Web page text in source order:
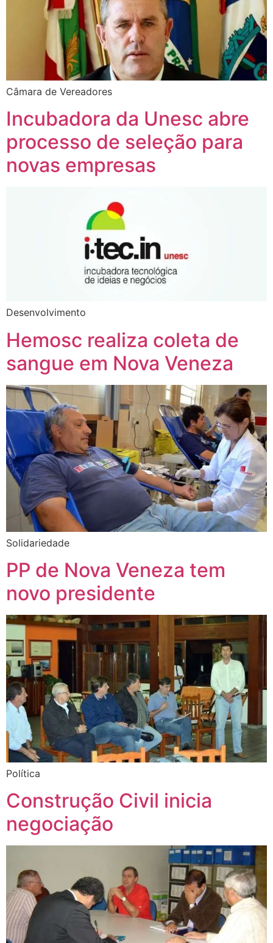
Câmara de Vereadores
Incubadora da Unesc abre
processo de seleção para
novas empresas
Desenvolvimento
Hemosc realiza coleta de
sangue em Nova Veneza
Solidariedade
PP de Nova Veneza tem
novo presidente
Política
Construção Civil inicia
negociação